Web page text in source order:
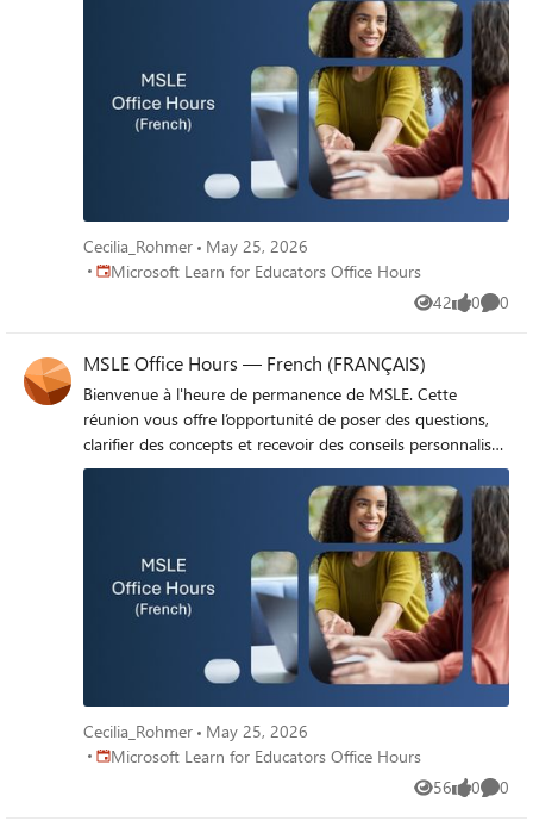
des cours de MSLE dans vos cours, l’exploration des
parcours de certification, et bien plus encore. Rejoignez
Cecilia_Rohmer
May 25, 2026
Place Microsoft Learn for Educators Office Hours
Microsoft Learn for Educators Office Hours
42
Views 0
likes 0
MSLE Office Hours — French (FRANÇAIS)
Bienvenue à l'heure de permanence de MSLE. Cette
réunion vous offre l’opportunité de poser des questions,
clarifier des concepts et recevoir des conseils personnalisés
sur des sujets tels que le programme MSLE, l’intégration
des cours de MSLE dans vos cours, l’exploration des
parcours de certification, et bien plus encore. Rejoignez
Cecilia_Rohmer
May 25, 2026
Place Microsoft Learn for Educators Office Hours
Microsoft Learn for Educators Office Hours
56
Views 0
likes 0